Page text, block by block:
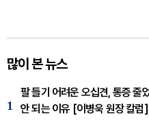
많이 본 뉴스
1
팔 들기 어려운 오십견, 통증 줄
안 되는 이유 [이병욱 원장 칼럼]